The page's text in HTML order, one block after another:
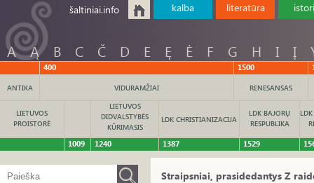
šaltiniai.info kalba literatūra
A Ą B C Č D E Ę Ė F G H I Į
400 1500
ANTIKA VIDURAMŽIAI RENESANSAS
LIETUVOS
PROISTORĖ
LIETUVOS
DIDVALSTYBĖS
KŪRIMASIS
LDK CHRISTIANIZACIJA
LDK BAJORŲ
RESPUBLIKA
1009 1240 1387 1529
Straipsniai, prasidedantys Z